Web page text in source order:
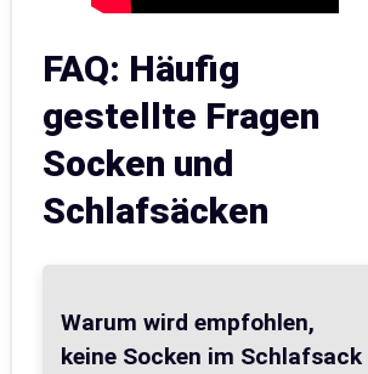
FAQ: Häufig
gestellte Fragen
Socken und
Schlafsäcken
Warum wird empfohlen,
keine Socken im Schlafsack